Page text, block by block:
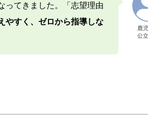
鹿
公
ってきました。「志望理由
やすく、ゼロから指導しな